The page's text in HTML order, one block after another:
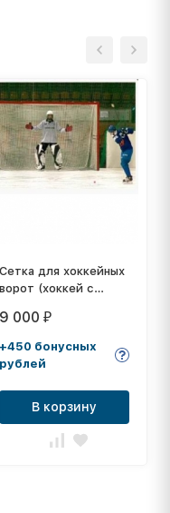
Сетка для хоккейных
ворот (хоккей с
2,14х3,66х0,90х1,20
м, толщина нити: 5,0
мм
9 000 ₽
+450 бонусных
рублей
В корзину